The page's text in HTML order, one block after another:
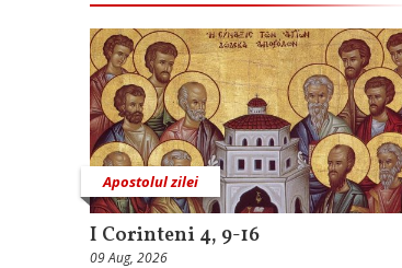
Apostolul zilei
I Corinteni 4, 9-16
09 Aug, 2026